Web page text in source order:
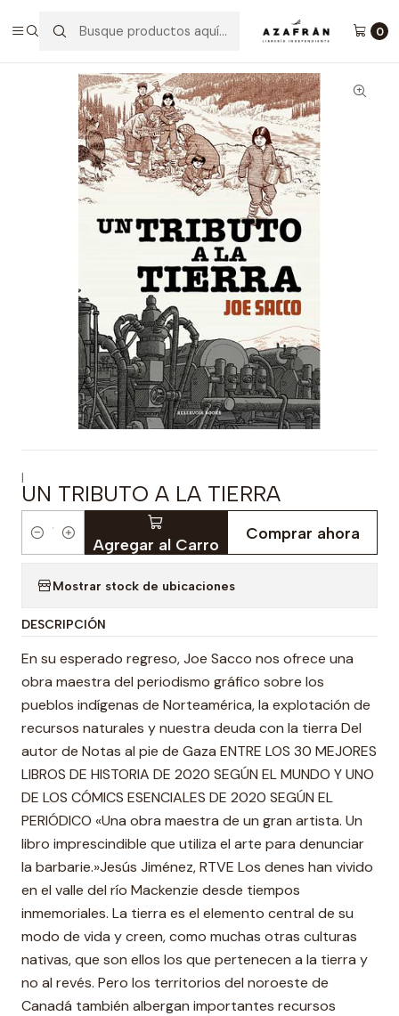
0
|
UN TRIBUTO A LA TIERRA
Cantidad Agregar al Carro
Comprar ahora
Mostrar stock de ubicaciones
DESCRIPCIÓN
En su esperado regreso, Joe Sacco nos ofrece una
obra maestra del periodismo gráfico sobre los
pueblos indígenas de Norteamérica, la explotación de
recursos naturales y nuestra deuda con la tierra Del
autor de Notas al pie de Gaza ENTRE LOS 30 MEJORES
LIBROS DE HISTORIA DE 2020 SEGÚN EL MUNDO Y UNO
DE LOS CÓMICS ESENCIALES DE 2020 SEGÚN EL
PERIÓDICO «Una obra maestra de un gran artista. Un
libro imprescindible que utiliza el arte para denunciar
la barbarie.»Jesús Jiménez, RTVE Los denes han vivido
en el valle del río Mackenzie desde tiempos
inmemoriales. La tierra es el elemento central de su
modo de vida y creen, como muchas otras culturas
nativas, que son ellos los que pertenecen a la tierra y
no al revés. Pero los territorios del noroeste de
Canadá también albergan importantes recursos